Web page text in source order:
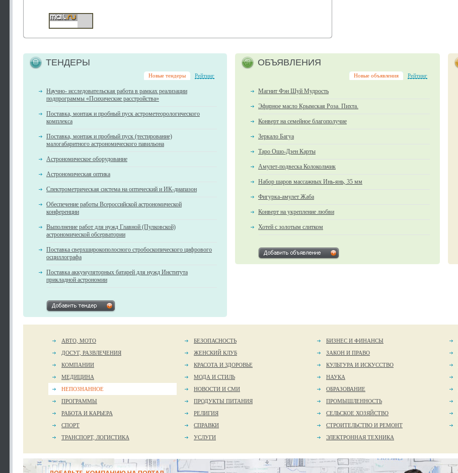
ТЕНДЕРЫ
Новые тендеры Рейтинг
Научно- исследовательская работа в рамках реализации
подпрограммы «Психические расстройства»
Поставка, монтаж и пробный пуск астрометеорологического
комплекса
Поставка, монтаж и пробный пуск (тестирование)
малогабаритного астрономического павильона
Астрономическое оборудование
Астрономическая оптика
Спектрометрическая система на оптический и ИК-диапазон
Обеспечение работы Всероссийской астрономической
конференции
Выполнение работ для нужд Главной (Пулковской)
астрономической обсерватории
Поставка сверхширокополосного стробоскопического цифрового
осциллографа
Поставка аккумуляторных батарей для нужд Института
прикладной астрономии
ОБЪЯВЛЕНИЯ
Новые объявления Рейтинг
Магнит Фэн Шуй Мудрость
Эфирное масло Крымская Роза. Пихта.
Конверт на семейное благополучие
Зеркало Багуа
Таро Ошо-Дзен Карты
Амулет-подвеска Колокольчик
Набор шаров массажных Инь-янь, 35 мм
Фигурка-амулет Жаба
Конверт на укрепление любви
Хотей с золотым слитком
АВТО, МОТО БЕЗОПАСНОСТЬ БИЗНЕС И ФИНАНСЫ
ДОСУГ, РАЗВЛЕЧЕНИЯ
ЖЕНСКИЙ КЛУБ ЗАКОН И ПРАВО
КОМПАНИИ
КРАСОТА И ЗДОРОВЬЕ КУЛЬТУРА И ИСКУССТВО
МЕДИЦИНА
МОДА И СТИЛЬ НАУКА
НЕПОЗНАННОЕ
НОВОСТИ И СМИ ОБРАЗОВАНИЕ
ПРОГРАММЫ
ПРОДУКТЫ ПИТАНИЯ ПРОМЫШЛЕННОСТЬ
РАБОТА И КАРЬЕРА
РЕЛИГИЯ СЕЛЬСКОЕ ХОЗЯЙСТВО
СПОРТ
СПРАВКИ СТРОИТЕЛЬСТВО И РЕМОНТ
ТРАНСПОРТ, ЛОГИСТИКА
УСЛУГИ ЭЛЕКТРОННАЯ ТЕХНИКА